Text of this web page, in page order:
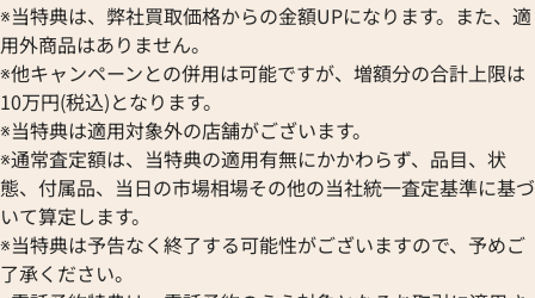
※当特典は、弊社買取価格からの金額UPになります。また、適
用外商品はありません。
※他キャンペーンとの併用は可能ですが、増額分の合計上限は
10万円(税込)となります。
※当特典は適用対象外の店舗がございます。
※通常査定額は、当特典の適用有無にかかわらず、品目、状
態、付属品、当日の市場相場その他の当社統一査定基準に基づ
いて算定します。
※当特典は予告なく終了する可能性がございますので、予めご
了承ください。